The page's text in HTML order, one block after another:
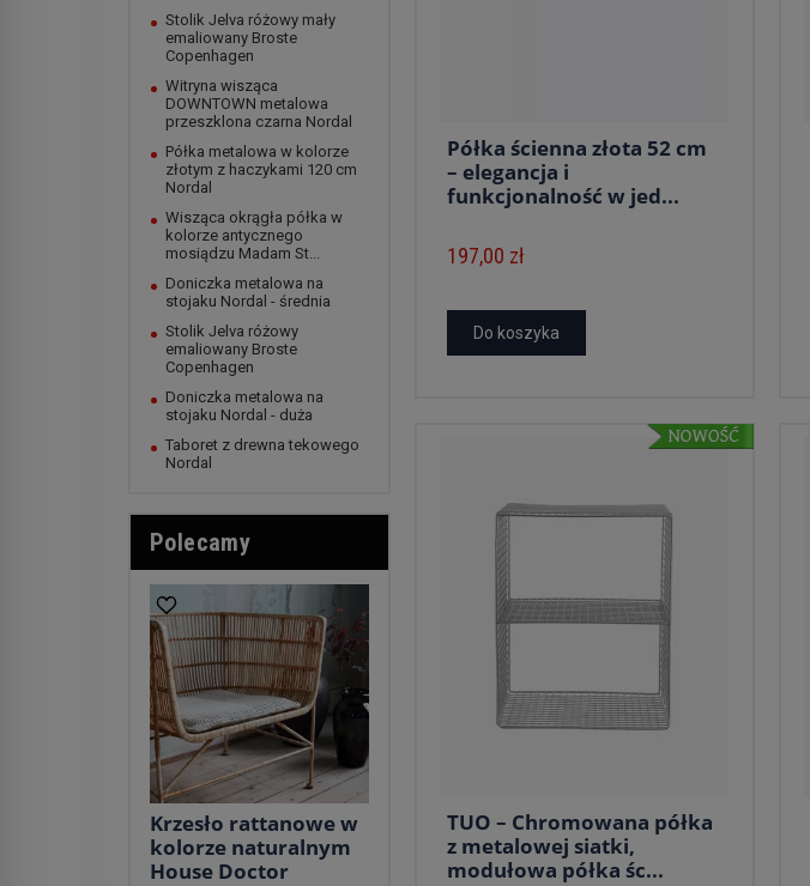
Półka ścienna złota 52 cm
– elegancja i
funkcjonalność w jed...
197,00 zł
Do koszyka
TUO – Chromowana półka
z metalowej siatki,
modułowa półka śc...
Stolik Jelva różowy mały
emaliowany Broste
Copenhagen
Witryna wisząca
DOWNTOWN metalowa
przeszklona czarna Nordal
Półka metalowa w kolorze
złotym z haczykami 120 cm
Nordal
Wisząca okrągła półka w
kolorze antycznego
mosiądzu Madam St...
Doniczka metalowa na
stojaku Nordal - średnia
Stolik Jelva różowy
emaliowany Broste
Copenhagen
Doniczka metalowa na
stojaku Nordal - duża
Taboret z drewna tekowego
Nordal
Polecamy
Krzesło rattanowe w
kolorze naturalnym
House Doctor